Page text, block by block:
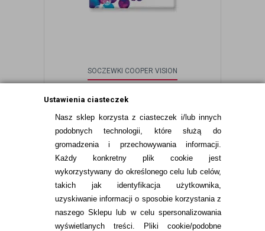
Ustawienia ciasteczek
Nasz sklep korzysta z ciasteczek i/lub innych
podobnych technologii, które służą do
gromadzenia i przechowywania informacji.
Każdy konkretny plik cookie jest
wykorzystywany do określonego celu lub celów,
takich jak identyfikacja użytkownika,
uzyskiwanie informacji o sposobie korzystania z
naszego Sklepu lub w celu spersonalizowania
wyświetlanych treści.
Pliki cookie/podobne
SOCZEWKI COOPER VISION
93,99
INFORMACJE KONTAKTOWE